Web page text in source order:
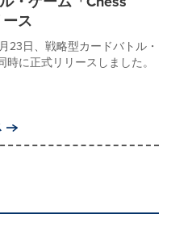
ス
23日、戦略型カードバトル・
に正式リリースしました。